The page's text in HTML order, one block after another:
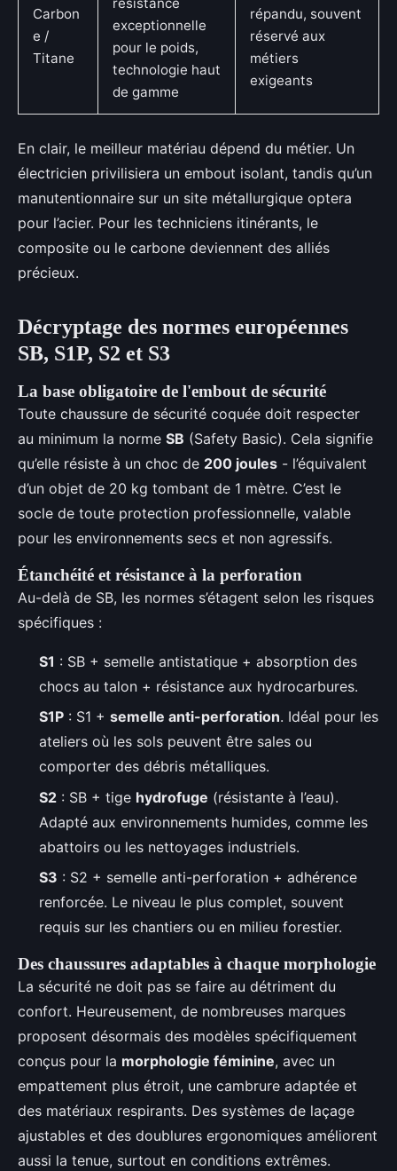
Carbon
e /
Titane
exceptionnelle
pour le poids,
technologie haut
de gamme
répandu, souvent
réservé aux
métiers
exigeants
En clair, le meilleur matériau dépend du métier. Un
électricien privilisiera un embout isolant, tandis qu’un
manutentionnaire sur un site métallurgique optera
pour l’acier. Pour les techniciens itinérants, le
composite ou le carbone deviennent des alliés
précieux.
Décryptage des normes européennes
SB, S1P, S2 et S3
La base obligatoire de l'embout de sécurité
Toute chaussure de sécurité coquée doit respecter
au minimum la norme SB (Safety Basic). Cela signifie
qu’elle résiste à un choc de 200 joules - l’équivalent
d’un objet de 20 kg tombant de 1 mètre. C’est le
socle de toute protection professionnelle, valable
pour les environnements secs et non agressifs.
Étanchéité et résistance à la perforation
Au-delà de SB, les normes s’étagent selon les risques
spécifiques :
S1 : SB + semelle antistatique + absorption des
chocs au talon + résistance aux hydrocarbures.
S1P : S1 + semelle anti-perforation. Idéal pour les
ateliers où les sols peuvent être sales ou
comporter des débris métalliques.
S2 : SB + tige hydrofuge (résistante à l’eau).
Adapté aux environnements humides, comme les
abattoirs ou les nettoyages industriels.
S3 : S2 + semelle anti-perforation + adhérence
renforcée. Le niveau le plus complet, souvent
requis sur les chantiers ou en milieu forestier.
Des chaussures adaptables à chaque morphologie
La sécurité ne doit pas se faire au détriment du
confort. Heureusement, de nombreuses marques
proposent désormais des modèles spécifiquement
conçus pour la morphologie féminine, avec un
empattement plus étroit, une cambrure adaptée et
des matériaux respirants. Des systèmes de laçage
ajustables et des doublures ergonomiques améliorent
aussi la tenue, surtout en conditions extrêmes.